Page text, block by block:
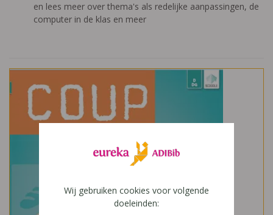
en lees meer over thema's als redelijke aanpassingen, de
computer in de klas en meer
Wij gebruiken cookies voor volgende
doeleinden: